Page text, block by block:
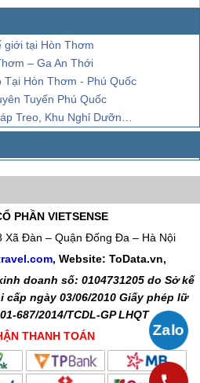
giới tại Hòn Thơm
– Ga An Thới
Tại Hòn Thơm - Phú Quốc
Tuyến Phú Quốc
Nghỉ Dưỡng Tại Phú Quốc
PHẦN VIETSENSE
Xã Đàn – Quận Đống Đa – Hà Nội
, Website: ToData.vn,
doanh số: 0104731205 do Sở kế
cấp ngày 03/06/2010 Giấy phép lữ
687/2014/TCDL-GP LHQT
THANH TOÁN